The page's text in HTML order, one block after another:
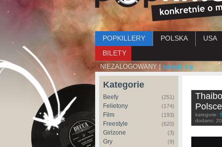
Menu główne
POPKILLERY POLSKA USA
BILETY
NIEZALOGOWANY | zaloguj się
Kategorie
Beefy (251)
Felietony (174)
Film (193)
Freestyle (620)
Girlzone (3)
Gry (9)
Polsce
kategorie:
dodano: